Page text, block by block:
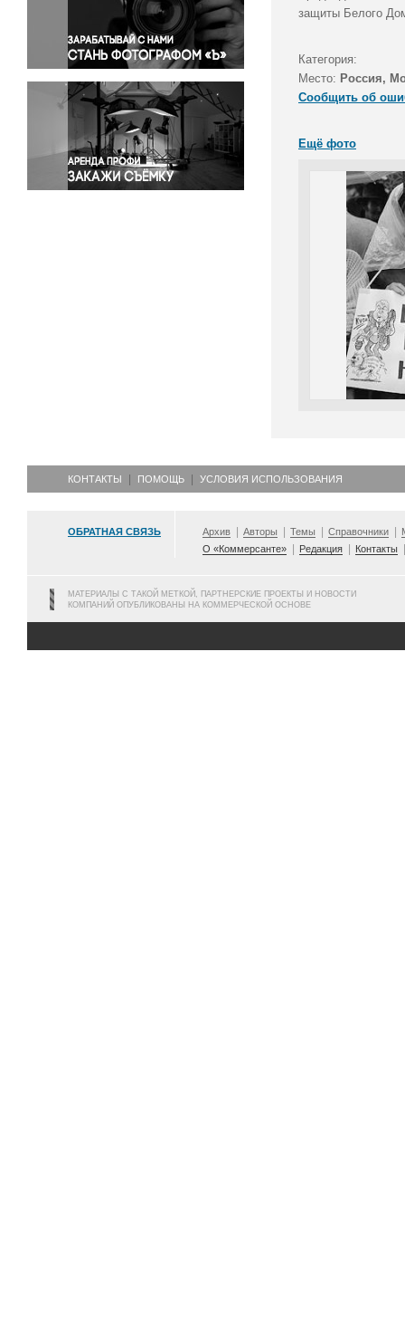
Правосудие
Происшествия и конфликты
Религия
Светская жизнь
Спорт
Экология
Экономика и бизнес
защиты Белого
Категория:
Место: Россия,
Сообщить об
Ещё фото
КОНТАКТЫ ПОМОЩЬ УСЛОВИЯ ИСПОЛЬЗОВАНИЯ
ОБРАТНАЯ СВЯЗЬ Архив Авторы Темы Справочники
О «Коммерсанте»
Редакция Контакты
МАТЕРИАЛЫ С ТАКОЙ МЕТКОЙ, ПАРТНЕРСКИЕ ПРОЕКТЫ И НОВОСТИ
КОМПАНИЙ ОПУБЛИКОВАНЫ НА КОММЕРЧЕСКОЙ ОСНОВЕ